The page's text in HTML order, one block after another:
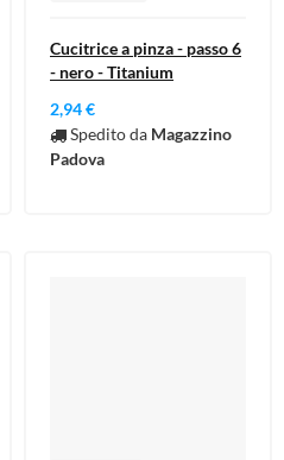
Cucitrice a pinza - passo 6
- nero - Titanium
2,94 €
Spedito da Magazzino
Padova